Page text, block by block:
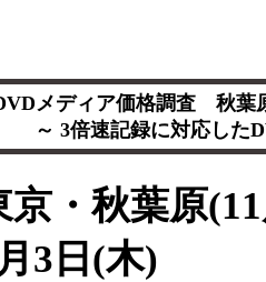
メディア価格調査 秋葉
～ 3倍速記録に対応した
京・秋葉原
3日(木)